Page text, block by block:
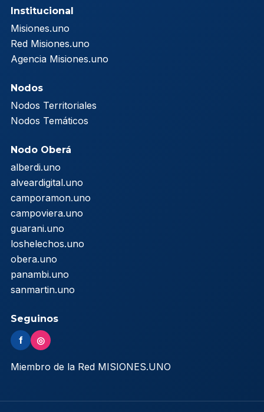
Institucional
Misiones.uno
Red Misiones.uno
Agencia Misiones.uno
Nodos
Nodos Territoriales
Nodos Temáticos
Nodo Oberá
alberdi.uno
alveardigital.uno
camporamon.uno
campoviera.uno
guarani.uno
loshelechos.uno
obera.uno
panambi.uno
sanmartin.uno
Seguinos
f ◎
Miembro de la Red MISIONES.UNO